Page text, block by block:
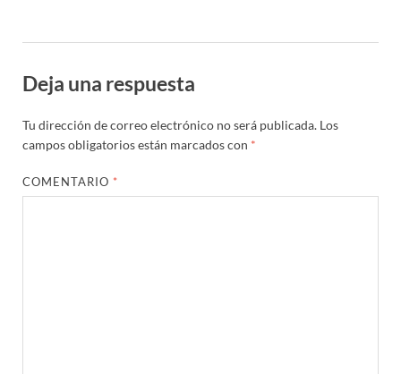
Deja una respuesta
Tu dirección de correo electrónico no será publicada. Los
campos obligatorios están marcados con *
COMENTARIO *